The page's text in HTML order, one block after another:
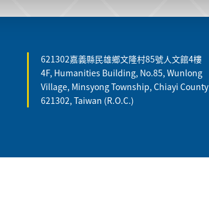
621302嘉義縣民雄鄉文隆村85號人文館4樓
4F, Humanities Building, No.85, Wunlong
Village, Minsyong Township, Chiayi County
621302, Taiwan (R.O.C.)